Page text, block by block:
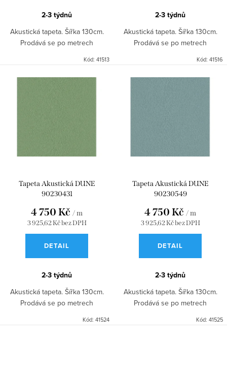
2-3 týdnů
Akustická tapeta. Šířka 130cm.
Prodává se po metrech
Kód: 41513
2-3 týdnů
Akustická tapeta. Šířka 130cm.
Prodává se po metrech
Kód: 41516
Tapeta Akustická DUNE
90230431
3 925,62 Kč bez DPH
4 750 Kč / m
DETAIL
2-3 týdnů
Akustická tapeta. Šířka 130cm.
Prodává se po metrech
Kód: 41524
Tapeta Akustická DUNE
90230549
3 925,62 Kč bez DPH
4 750 Kč / m
DETAIL
2-3 týdnů
Akustická tapeta. Šířka 130cm.
Prodává se po metrech
Kód: 41525